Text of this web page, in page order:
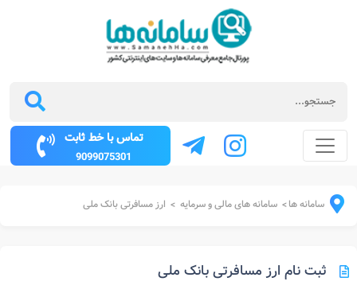
تماس با خط ثابت
9099075301
سامانه ها> سامانه های مالی و سرمایه > ارز مسافرتی بانک ملی
ثبت نام ارز مسافرتی بانک ملی